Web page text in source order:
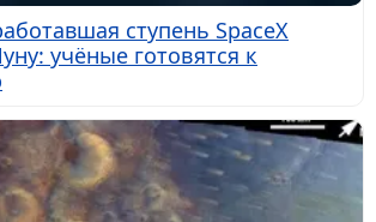
ступень SpaceX
учёные готовятся к